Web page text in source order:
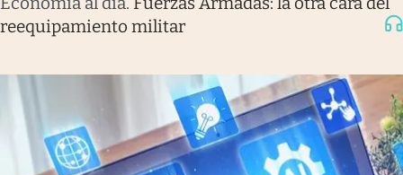
reequipamiento militar